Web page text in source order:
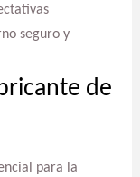
seguro y
de
para la